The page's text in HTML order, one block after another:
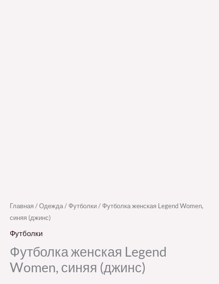
Главная /Одежда/Футболки/ Футболка женская Legend Women,
синяя (джинс)
Футболки
Футболка женская Legend
Women, синяя (джинс)